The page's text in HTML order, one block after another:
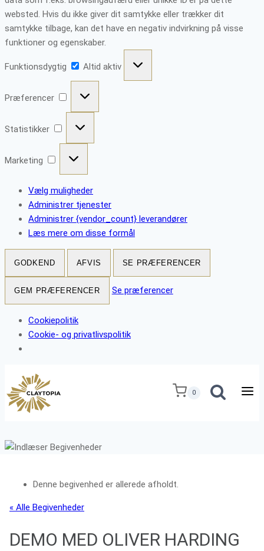
websted. Hvis du ikke giver dit samtykke eller trækker dit
samtykke tilbage, kan det have en negativ indvirkning på visse
funktioner og egenskaber.
Funktionsdygtig
Altid aktiv
Præferencer
Statistikker
Marketing
Vælg muligheder
Administrer tjenester
Administrer {vendor_count} leverandører
Læs mere om disse formål
GODKEND AFVIS SE PRÆFERENCER
GEM PRÆFERENCER Se præferencer
Cookiepolitik
Cookie- og privatlivspolitik
Fortsæt
indhold
0
Denne begivenhed er allerede afholdt.
« Alle Begivenheder
DEMO MED OLIVER HARDING